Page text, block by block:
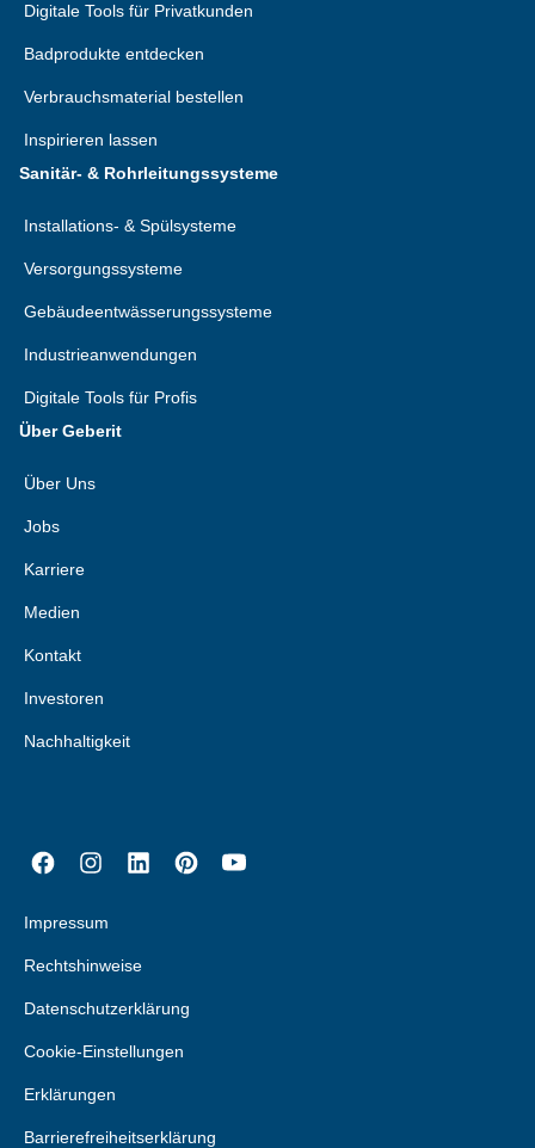
Digitale Tools für Privatkunden
Badprodukte entdecken
Verbrauchsmaterial bestellen
Inspirieren lassen
Sanitär- & Rohrleitungssysteme
Installations- & Spülsysteme
Versorgungssysteme
Gebäudeentwässerungssysteme
Industrieanwendungen
Digitale Tools für Profis
Über Geberit
Über Uns
Jobs
Karriere
Medien
Kontakt
Investoren
Nachhaltigkeit
Impressum
Rechtshinweise
Datenschutzerklärung
Cookie-Einstellungen
Erklärungen
Barrierefreiheitserklärung